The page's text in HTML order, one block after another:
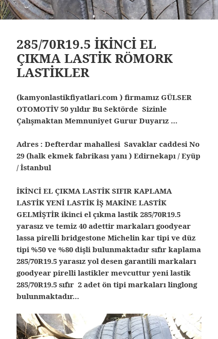
285/70R19.5 İKİNCİ EL
ÇIKMA LASTİK RÖMORK
LASTİKLER
(kamyonlastikfiyatlari.com ) firmamız GÜLSER
OTOMOTİV 50 yıldır Bu Sektörde Sizinle
Çalışmaktan Memnuniyet Gurur Duyarız …
Adres : Defterdar mahallesi Savaklar caddesi No
29 (halk ekmek fabrikası yanı ) Edirnekapı / Eyüp
/ İstanbul
İKİNCİ EL ÇIKMA LASTİK SIFIR KAPLAMA
LASTİK YENİ LASTİK İŞ MAKİNE LASTİK
GELMİŞTİR ikinci el çıkma lastik 285/70R19.5
yarasız ve temiz 40 adettir markaları goodyear
lassa pirelli bridgestone Michelin kar tipi ve düz
tipi %50 ve %80 dişli bulunmaktadır sıfır kaplama
285/70R19.5 yarasız yol desen garantili markaları
goodyear pirelli lastikler mevcuttur yeni lastik
285/70R19.5 sıfır 2 adet ön tipi markaları linglong
bulunmaktadır…